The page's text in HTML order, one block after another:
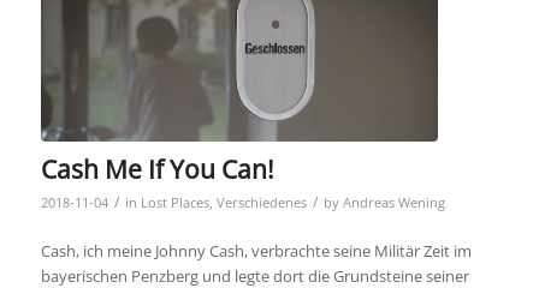
Cash Me If You Can!
2018-11-04 / in Lost Places, Verschiedenes / by Andreas Wening
Cash, ich meine Johnny Cash, verbrachte seine Militär Zeit im
bayerischen Penzberg und legte dort die Grundsteine seiner